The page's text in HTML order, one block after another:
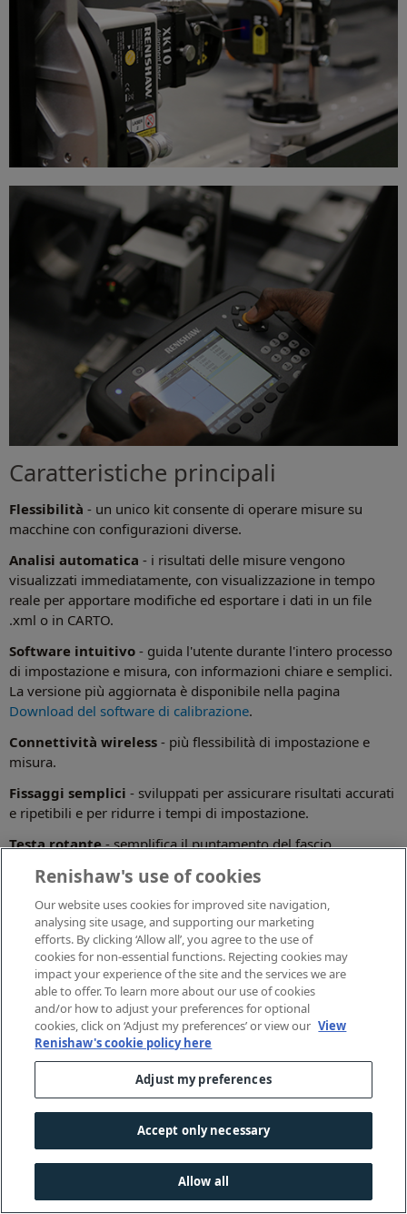
Caratteristiche principali
Flessibilità - un unico kit consente di operare misure su
macchine con configurazioni diverse.
Analisi automatica - i risultati delle misure vengono
visualizzati immediatamente, con visualizzazione in tempo
reale per apportare modifiche ed esportare i dati in un file
.xml o in CARTO.
Software intuitivo - guida l'utente durante l'intero processo
di impostazione e misura, con informazioni chiare e semplici.
La versione più aggiornata è disponibile nella pagina
Download del software di calibrazione.
Connettività wireless - più flessibilità di impostazione e
misura.
Fissaggi semplici - sviluppati per assicurare risultati accurati
e ripetibili e per ridurre i tempi di impostazione.
Testa rotante- semplifica il puntamento del fascio
tramite una serie di punti griglia.
Accessori per il laser di
allineamento XK10
Scopri la nostra offerta di accessori e pezzi di ricambio.
Acquisti online
Renishaw's use of cookies
Our website uses cookies for improved site navigation,
analysing site usage, and supporting our marketing
efforts. By clicking ‘Allow all’, you agree to the use of
cookies for non-essential functions. Rejecting cookies may
impact your experience of the site and the services we are
able to offer. To learn more about our use of cookies
and/or how to adjust your preferences for optional
cookies, click on ‘Adjust my preferences’ or view our View
Renishaw's cookie policy here
Adjust my preferences
Accept only necessary
Allow all